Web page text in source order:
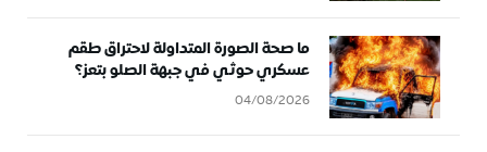
ما صحة الصورة المتداولة لاحتراق طقم
عسكري حوثي في جبهة الصلو بتعز؟
04/08/2026